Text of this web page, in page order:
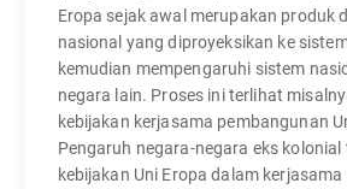
Eropa sejak awal merupakan produk
nasional yang diproyeksikan ke
kemudian mempengaruhi sistem
negara lain. Proses ini terlihat
kebijakan kerjasama pembangunan
Pengaruh negara-negara eks
kebijakan Uni Eropa dalam